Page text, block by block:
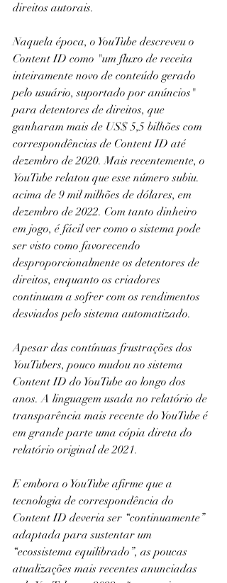
direitos autorais.
Naquela época, o YouTube descreveu o
Content ID como "um fluxo de receita
inteiramente novo de conteúdo gerado
pelo usuário, suportado por anúncios"
para detentores de direitos, que
ganharam mais de US$ 5,5 bilhões com
correspondências de Content ID até
dezembro de 2020. Mais recentemente, o
YouTube relatou que esse número subiu.
acima de 9 mil milhões de dólares, em
dezembro de 2022. Com tanto dinheiro
em jogo, é fácil ver como o sistema pode
ser visto como favorecendo
desproporcionalmente os detentores de
direitos, enquanto os criadores
continuam a sofrer com os rendimentos
desviados pelo sistema automatizado.
Apesar das contínuas frustrações dos
YouTubers, pouco mudou no sistema
Content ID do YouTube ao longo dos
anos. A linguagem usada no relatório de
transparência mais recente do YouTube é
em grande parte uma cópia direta do
relatório original de 2021.
E embora o YouTube afirme que a
tecnologia de correspondência do
Content ID deveria ser “continuamente”
adaptada para sustentar um
“ecossistema equilibrado”, as poucas
atualizações mais recentes anunciadas